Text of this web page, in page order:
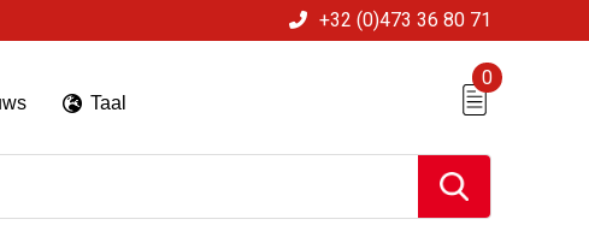
+32 (0)473 36 80 71
Taal
0